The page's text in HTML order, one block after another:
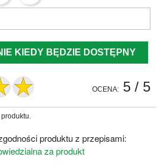
KIEDY BĘDZIE DOSTĘPNY
OCENA: 5 / 5
produktu z przepisami:
za produkt